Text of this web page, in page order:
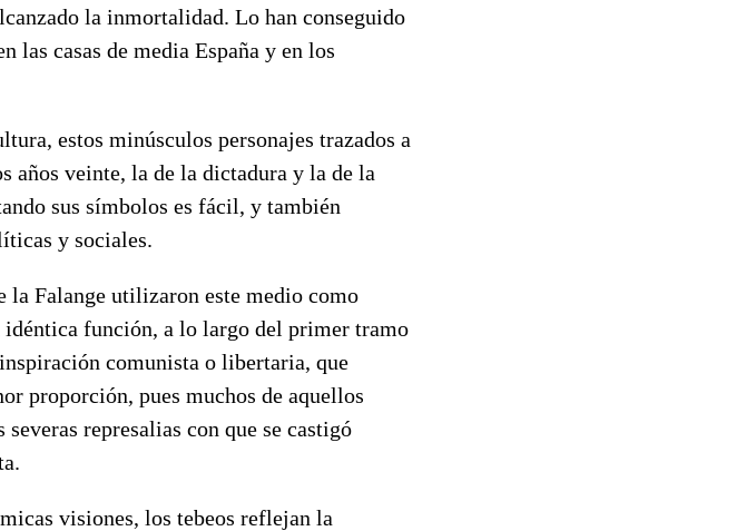
la inmortalidad. Lo han conseguido
las casas de media España y en los
estos minúsculos personajes trazados a
años veinte, la de la dictadura y la de la
sus símbolos es fácil, y también
y sociales.
la Falange utilizaron este medio como
idéntica función, a lo largo del primer tramo
comunista o libertaria, que
proporción, pues muchos de aquellos
represalias con que se castigó
visiones, los tebeos reflejan la